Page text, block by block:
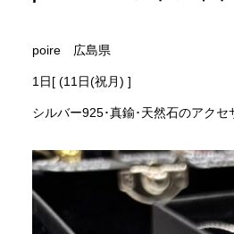
poire 広島県
1日[ (11日(祝月) ]
シルバー925･真鍮･天然石のアクセ